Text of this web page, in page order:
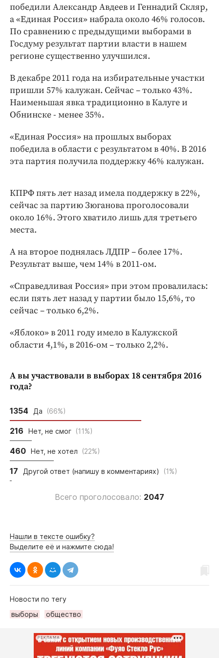
Интересное чтиво
Клиника года
Бренд года
Работодатель года
победили Александр Авдеев и Геннадий Скляр,
а «Единая Россия» набрала около 46% голосов.
По сравнению с предыдущими выборами в
Госдуму результат партии власти в нашем
регионе существенно улучшился.
В декабре 2011 года на избирательные участки
пришли 57% калужан. Сейчас – только 43%.
Наименьшая явка традиционно в Калуге и
Обнинске - менее 35%.
«Единая Россия» на прошлых выборах
победила в области с результатом в 40%. В 2016
эта партия получила поддержку 46% калужан.
КПРФ пять лет назад имела поддержку в 22%,
сейчас за партию Зюганова проголосовали
около 16%. Этого хватило лишь для третьего
места.
А на второе поднялась ЛДПР – более 17%.
Результат выше, чем 14% в 2011-ом.
«Справедливая Россия» при этом провалилась:
если пять лет назад у партии было 15,6%, то
сейчас – только 6,2%.
«Яблоко» в 2011 году имело в Калужской
области 4,1%, в 2016-ом – только 2,2%.
А вы участвовали в выборах 18 сентября 2016
года?
1354 Да (66%)
216 Нет, не смог (11%)
460 Нет, не хотел (22%)
17 Другой ответ (напишу в комментариях) (1%)
Всего проголосовало: 2047
Нашли в тексте ошибку?
Выделите её и нажмите сюда!
Новости по тегу
выборы
общество
РЕКЛАМА